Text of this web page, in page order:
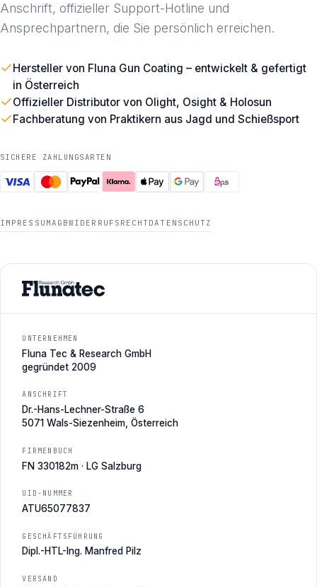
Anschrift, offizieller Support-Hotline und
Ansprechpartnern, die Sie persönlich erreichen.
Hersteller von Fluna Gun Coating – entwickelt & gefertigt
in Österreich
Offizieller Distributor von Olight, Osight & Holosun
Fachberatung von Praktikern aus Jagd und Schießsport
SICHERE ZAHLUNGSARTEN
IMPRESSUM AGBWIDERRUFSRECHT DATENSCHUTZ
UNTERNEHMEN
Fluna Tec & Research GmbH
gegründet 2009
ANSCHRIFT
Dr.-Hans-Lechner-Straße 6
5071 Wals-Siezenheim, Österreich
FIRMENBUCH
FN 330182m · LG Salzburg
UID-NUMMER
ATU65077837
GESCHÄFTSFÜHRUNG
Dipl.-HTL-Ing. Manfred Pilz
VERSAND